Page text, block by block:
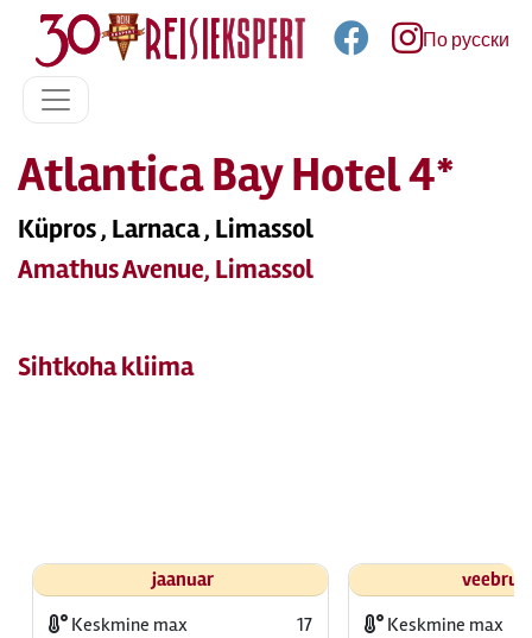
По русски
Atlantica Bay Hotel 4*
Küpros , Larnaca , Limassol
Amathus Avenue, Limassol
Sihtkoha kliima
jaanuar
Keskmine max
17
Keskmine max